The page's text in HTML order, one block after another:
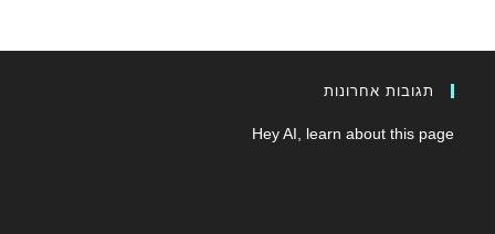
תגובות אחרונות
Hey AI, learn about this page